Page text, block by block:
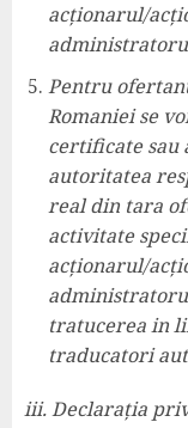
acționarul/
Pentru
Romaniei se
certificate sau
autoritatea
real din tara
activitate
acționarul/
tratucerea in
traducatori
iii. Declarația